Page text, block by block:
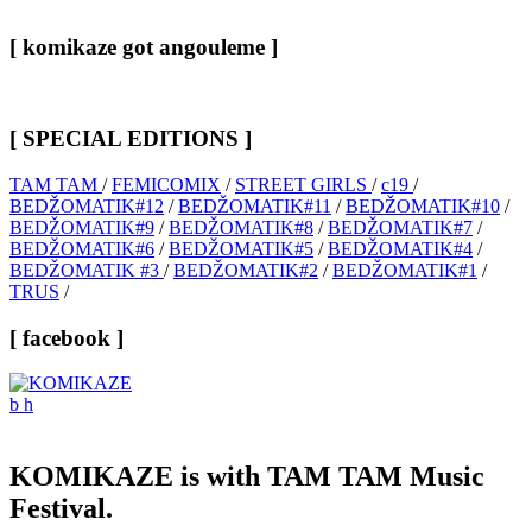
[ komikaze got angouleme ]
[ SPECIAL EDITIONS ]
TAM TAM /FEMICOMIX / STREET GIRLS /c19 /
BEDŽOMATIK#12 /BEDŽOMATIK#11 /BEDŽOMATIK#10 /
BEDŽOMATIK#9 /BEDŽOMATIK#8 /BEDŽOMATIK#7 /
BEDŽOMATIK#6 /BEDŽOMATIK#5 /BEDŽOMATIK#4 /
BEDŽOMATIK #3 /BEDŽOMATIK#2 /BEDŽOMATIK#1 /
TRUS /
[ facebook ]
KOMIKAZE is with TAM TAM Music
Festival.